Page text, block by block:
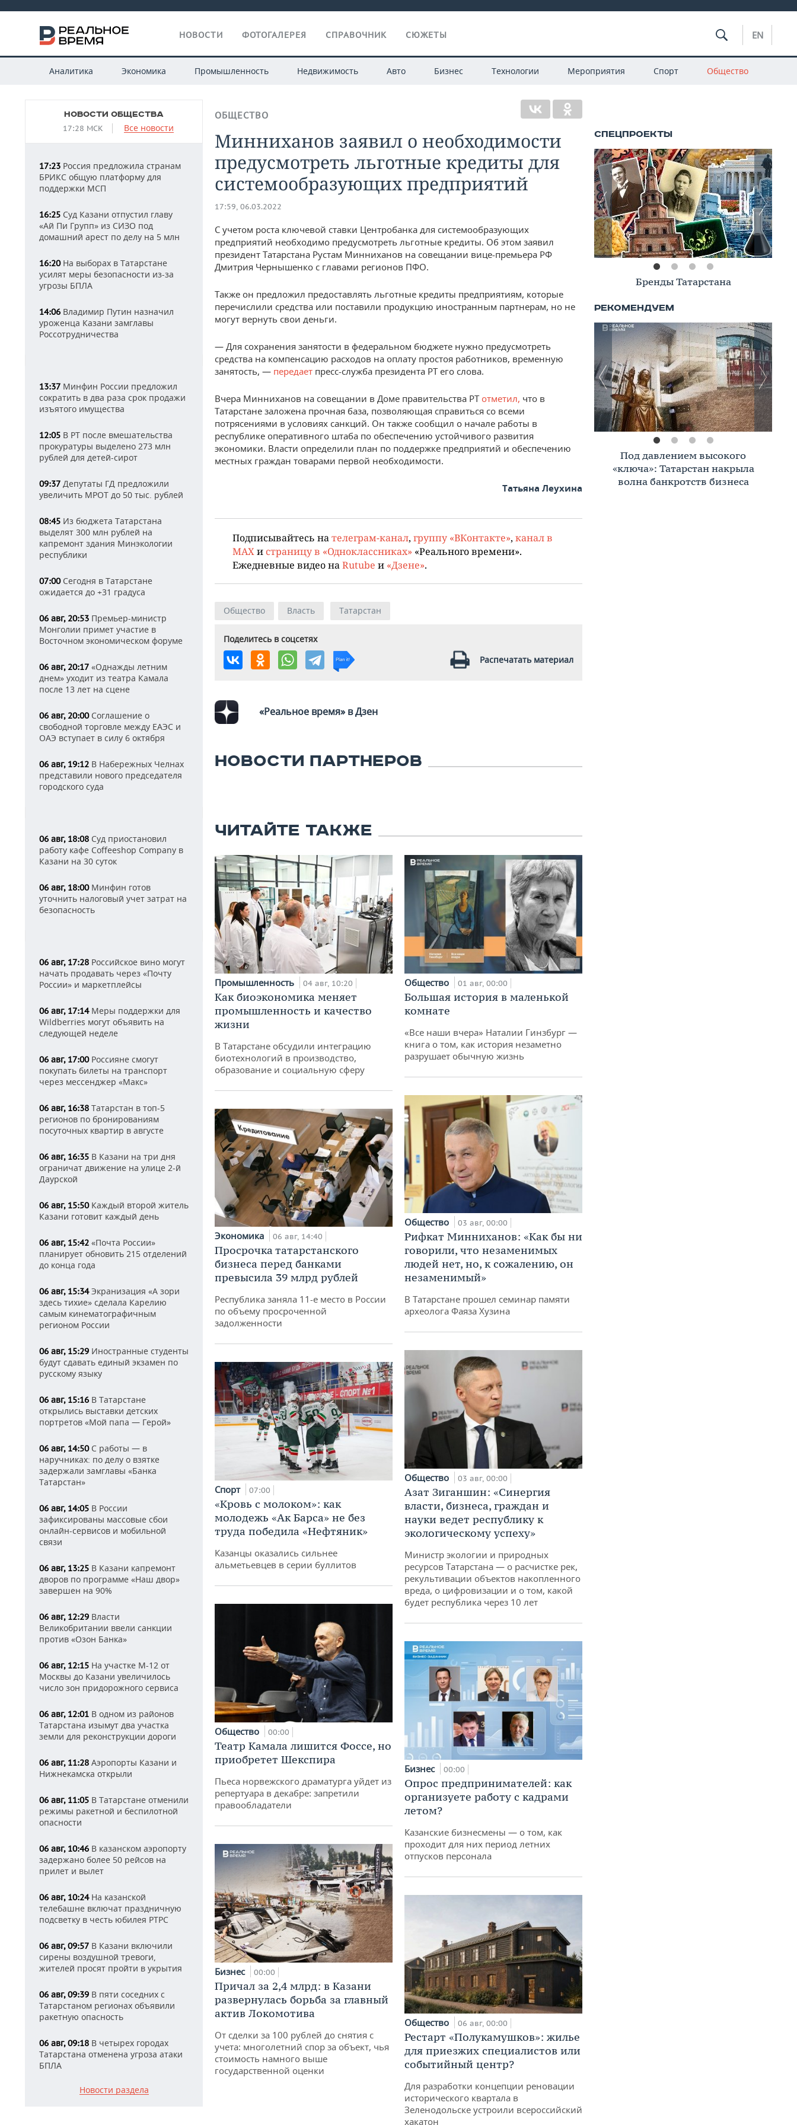
НОВОСТИ ФОТОГАЛЕРЕЯ СПРАВОЧНИК СЮЖЕТЫ EN
Аналитика Экономика Промышленность Недвижимость Авто Бизнес Технологии Мероприятия Спорт Общество
НОВОСТИ ОБЩЕСТВА
17:28 МСК Все новости
17:23 Россия предложила странам
БРИКС общую платформу для
поддержки МСП
16:25 Суд Казани отпустил главу
«Ай Пи Групп» из СИЗО под
домашний арест по делу на 5 млн
16:20На выборах в Татарстане
усилят меры безопасности из-за
угрозы БПЛА
14:06 Владимир Путин назначил
уроженца Казани замглавы
Россотрудничества
13:37 Минфин России предложил
сократить в два раза срок продажи
изъятого имущества
12:05 В РТ после вмешательства
прокуратуры выделено 273 млн
рублей для детей-сирот
09:37 Депутаты ГД предложили
увеличить МРОТ до 50 тыс. рублей
08:45 Из бюджета Татарстана
выделят 300 млн рублей на
капремонт здания Минэкологии
республики
07:00Сегодня в Татарстане
ожидается до +31 градуса
06 авг, 20:53 Премьер-министр
Монголии примет участие в
Восточном экономическом форуме
06 авг, 20:17 «Однажды летним
днем» уходит из театра Камала
после 13 лет на сцене
06 авг, 20:00Соглашение о
свободной торговле между ЕАЭС и
ОАЭ вступает в силу 6 октября
06 авг, 19:12 В Набережных Челнах
представили нового председателя
городского суда
06 авг, 18:08 Суд приостановил
работу кафе Coffeeshop Company в
Казани на 30 суток
06 авг, 18:00Минфин готов
уточнить налоговый учет затрат на
безопасность
06 авг, 17:28 Российское вино могут
начать продавать через «Почту
России» и маркетплейсы
06 авг, 17:14Меры поддержки для
Wildberries могут объявить на
следующей неделе
06 авг, 17:00Россияне смогут
покупать билеты на транспорт
через мессенджер «Макс»
06 авг, 16:38 Татарстан в топ-5
регионов по бронированиям
посуточных квартир в августе
06 авг, 16:35 В Казани на три дня
ограничат движение на улице 2-й
Даурской
06 авг, 15:50Каждый второй житель
Казани готовит каждый день
06 авг, 15:42 «Почта России»
планирует обновить 215 отделений
до конца года
06 авг, 15:34Экранизация «А зори
здесь тихие» сделала Карелию
самым кинематографичным
регионом России
06 авг, 15:29 Иностранные студенты
будут сдавать единый экзамен по
русскому языку
06 авг, 15:16 В Татарстане
открылись выставки детских
портретов «Мой папа — Герой»
06 авг, 14:50С работы — в
наручниках: по делу о взятке
задержали замглавы «Банка
Татарстан»
06 авг, 14:05 В России
зафиксированы массовые сбои
онлайн-сервисов и мобильной
связи
06 авг, 13:25 В Казани капремонт
дворов по программе «Наш двор»
завершен на 90%
06 авг, 12:29 Власти
Великобритании ввели санкции
против «Озон Банка»
06 авг, 12:15 На участке М-12 от
Москвы до Казани увеличилось
число зон придорожного сервиса
06 авг, 12:01 В одном из районов
Татарстана изымут два участка
земли для реконструкции дороги
06 авг, 11:28 Аэропорты Казани и
Нижнекамска открыли
06 авг, 11:05 В Татарстане отменили
режимы ракетной и беспилотной
опасности
06 авг, 10:46 В казанском аэропорту
задержано более 50 рейсов на
прилет и вылет
06 авг, 10:24На казанской
телебашне включат праздничную
подсветку в честь юбилея РТРС
06 авг, 09:57 В Казани включили
сирены воздушной тревоги,
жителей просят пройти в укрытия
06 авг, 09:39 В пяти соседних с
Татарстаном регионах объявили
ракетную опасность
06 авг, 09:18 В четырех городах
Татарстана отменена угроза атаки
БПЛА
Новости раздела
ОБЩЕСТВО
Минниханов заявил о необходимости
предусмотреть льготные кредиты для
системообразующих предприятий
17:59, 06.03.2022
С учетом роста ключевой ставки Центробанка для системообразующих
предприятий необходимо предусмотреть льготные кредиты. Об этом заявил
президент Татарстана Рустам Минниханов на совещании вице-премьера РФ
Дмитрия Чернышенко с главами регионов ПФО.
Также он предложил предоставлять льготные кредиты предприятиям, которые
перечислили средства или поставили продукцию иностранным партнерам, но не
могут вернуть свои деньги.
— Для сохранения занятости в федеральном бюджете нужно предусмотреть
средства на компенсацию расходов на оплату простоя работников, временную
занятость, — передает пресс-служба президента РТ его слова.
Вчера Минниханов на совещании в Доме правительства РТотметил, что в
Татарстане заложена прочная база, позволяющая справиться со всеми
потрясениями в условиях санкций. Он также сообщил о начале работы в
республике оперативного штаба по обеспечению устойчивого развития
экономики. Власти определили план по поддержке предприятий и обеспечению
местных граждан товарами первой необходимости.
Татьяна Леухина
Подписывайтесь на телеграм-канал, группу «ВКонтакте», канал в
MAX и страницу в «Одноклассниках» «Реального времени».
Ежедневные видео на Rutube и «Дзене».
Общество Власть Татарстан
Поделитесь в соцсетях
Распечатать материал
«Реальное время» в Дзен
НОВОСТИ ПАРТНЕРОВ
ЧИТАЙТЕ ТАКЖЕ
Промышленность 04 авг, 10:20
Как биоэкономика меняет
промышленность и качество
жизни
В Татарстане обсудили интеграцию
биотехнологий в производство,
образование и социальную сферу
Экономика 06 авг, 14:40
Просрочка татарстанского
бизнеса перед банками
превысила 39 млрд рублей
Республика заняла 11-е место в России
по объему просроченной
задолженности
Спорт 07:00
«Кровь с молоком»: как
молодежь «Ак Барса» не без
труда победила «Нефтяник»
Казанцы оказались сильнее
альметьевцев в серии буллитов
Общество 00:00
Театр Камала лишится Фоссе, но
приобретет Шекспира
Пьеса норвежского драматурга уйдет из
репертуара в декабре: запретили
правообладатели
Бизнес 00:00
Причал за 2,4 млрд: в Казани
развернулась борьба за главный
актив Локомотива
От сделки за 100 рублей до снятия с
учета: многолетний спор за объект, чья
стоимость намного выше
государственной оценки
Общество 01 авг, 00:00
Большая история в маленькой
комнате
«Все наши вчера» Наталии Гинзбург —
книга о том, как история незаметно
разрушает обычную жизнь
Общество 03 авг, 00:00
Рифкат Минниханов: «Как бы ни
говорили, что незаменимых
людей нет, но, к сожалению, он
незаменимый»
В Татарстане прошел семинар памяти
археолога Фаяза Хузина
Общество 03 авг, 00:00
Азат Зиганшин: «Синергия
власти, бизнеса, граждан и
науки ведет республику к
экологическому успеху»
Министр экологии и природных
ресурсов Татарстана — о расчистке рек,
рекультивации объектов накопленного
вреда, о цифровизации и о том, какой
будет республика через 10 лет
Бизнес 00:00
Опрос предпринимателей: как
организуете работу с кадрами
летом?
Казанские бизнесмены — о том, как
проходит для них период летних
отпусков персонала
Общество 06 авг, 00:00
Рестарт «Полукамушков»: жилье
для приезжих специалистов или
событийный центр?
Для разработки концепции реновации
исторического квартала в
Зеленодольске устроили всероссийский
хакатон
Книжная полка
Премиальное жилье в Казани:
тренды, критерии, покупатели в
2026 году